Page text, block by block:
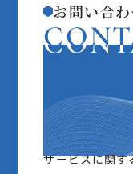
お問い合
サービスに関す